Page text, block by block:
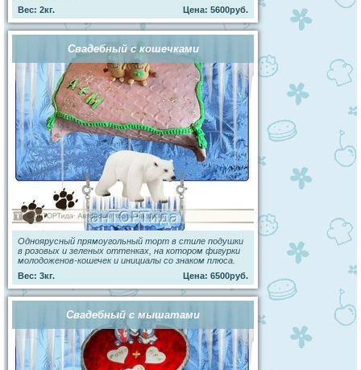
Вес: 2кг.
Цена: 5600руб.
Свадебный с кошечками
Одноярусный прямоугольный торт в стиле подушки
в розовых и зеленых оттенках, на котором фигурки
молодоженов-кошечек и инициалы со знаком плюса.
Вес: 3кг.
Цена: 6500руб.
Свадебный с мышатами